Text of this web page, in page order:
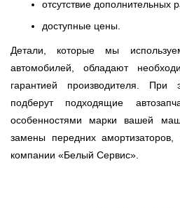
отсутствие дополнительных
доступные цены.
Детали, которые мы
автомобилей, обладают
гарантией производителя.
подберут подходящие
особенностями марки вашей
замены передних
компании «Белый Сервис».